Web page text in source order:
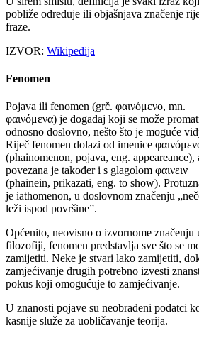
pobliže određuje ili objašnjava značenje
fraze.
IZVOR: Wikipedija
Fenomen
Pojava ili fenomen (grč. φαινόμενo, mn.
φαινόμενα) je događaj koji se može
odnosno doslovno, nešto što je moguće
Riječ fenomen dolazi od imenice
(phainomenon, pojava, eng. appeareance),
povezana je također i s glagolom φαινειν
(phainein, prikazati, eng. to show).
je iathomenon, u doslovnom značenju
leži ispod površine”.
Općenito, neovisno o izvornome značenju
filozofiji, fenomen predstavlja sve što se
zamijetiti. Neke je stvari lako zamijetiti,
zamjećivanje drugih potrebno izvesti
pokus koji omogućuje to zamjećivanje.
U znanosti pojave su neobrađeni podatci
kasnije služe za uobličavanje teorija.